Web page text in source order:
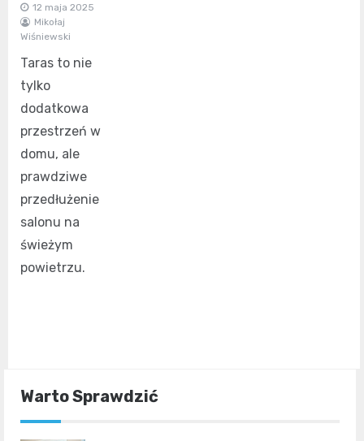
12 maja 2025
Mikołaj
Wiśniewski
Taras to nie
tylko
dodatkowa
przestrzeń w
domu, ale
prawdziwe
przedłużenie
salonu na
świeżym
powietrzu.
Warto Sprawdzić